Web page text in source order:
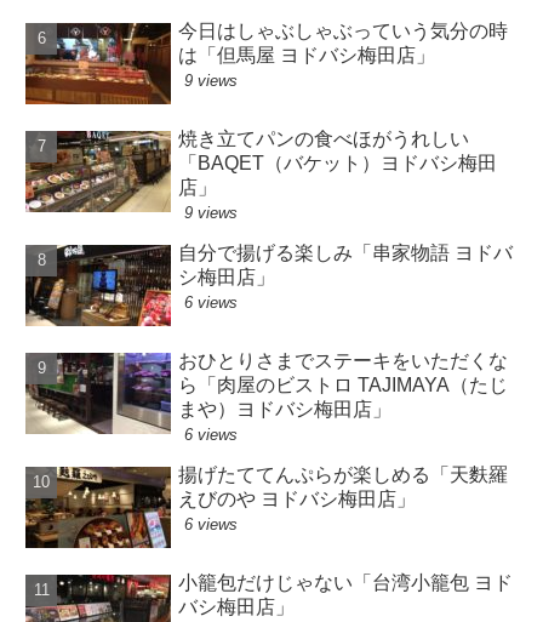
今日はしゃぶしゃぶっていう気分の時
は「但馬屋 ヨドバシ梅田店」
9 views
焼き立てパンの食べほがうれしい
「BAQET（バケット）ヨドバシ梅田
店」
9 views
自分で揚げる楽しみ「串家物語 ヨドバ
シ梅田店」
6 views
おひとりさまでステーキをいただくな
ら「肉屋のビストロ TAJIMAYA（たじ
まや）ヨドバシ梅田店」
6 views
揚げたててんぷらが楽しめる「天麩羅
えびのや ヨドバシ梅田店」
6 views
小籠包だけじゃない「台湾小籠包 ヨド
バシ梅田店」